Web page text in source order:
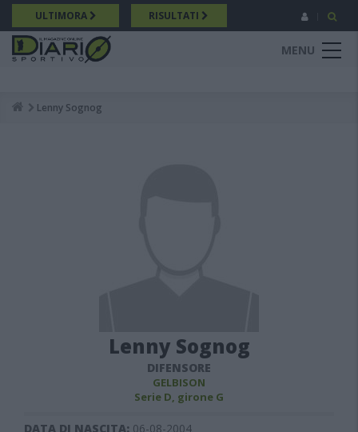
Salta
al
contenuto
principale
ULTIMORA RISULTATI
MENU
Breadcrumb
Lenny Sognog
Lenny Sognog
DIFENSORE
GELBISON
Serie D, girone G
DATA DI NASCITA: 06-08-2004